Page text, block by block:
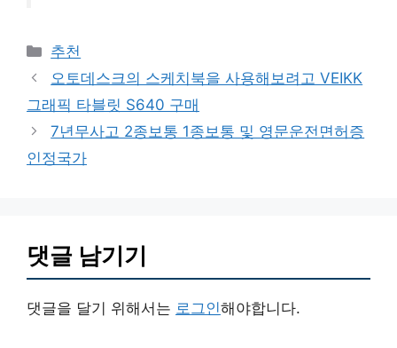
카
테
리
추천
오토데스크의 스케치북을 사용해보려고 VEIKK
그래픽 타블릿 S640 구매
7년무사고 2종보통 1종보통 및 영문운전면허증
인정국가
댓글 남기기
댓글을 달기 위해서는 로그인해야합니다.